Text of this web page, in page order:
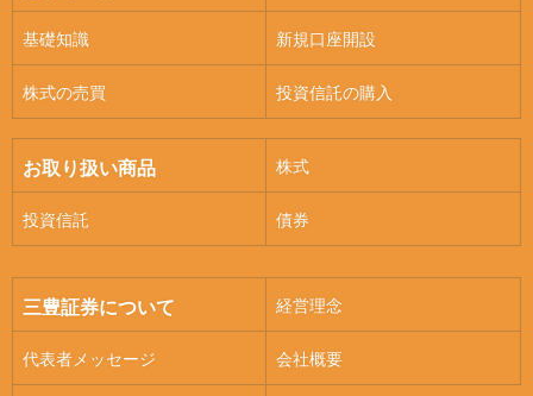
基礎知識 新規口座開設
株式の売買 投資信託の購入
お取り扱い商品 株式
投資信託 債券
三豊証券について 経営理念
代表者メッセージ 会社概要